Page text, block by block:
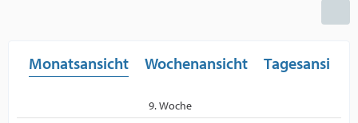
Monatsansicht Wochenansicht Tagesansicht
9. Woche